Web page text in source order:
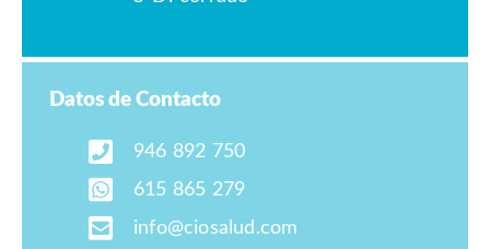
Datos de Contacto
946 892 750
615 865 279
info@ciosalud.com